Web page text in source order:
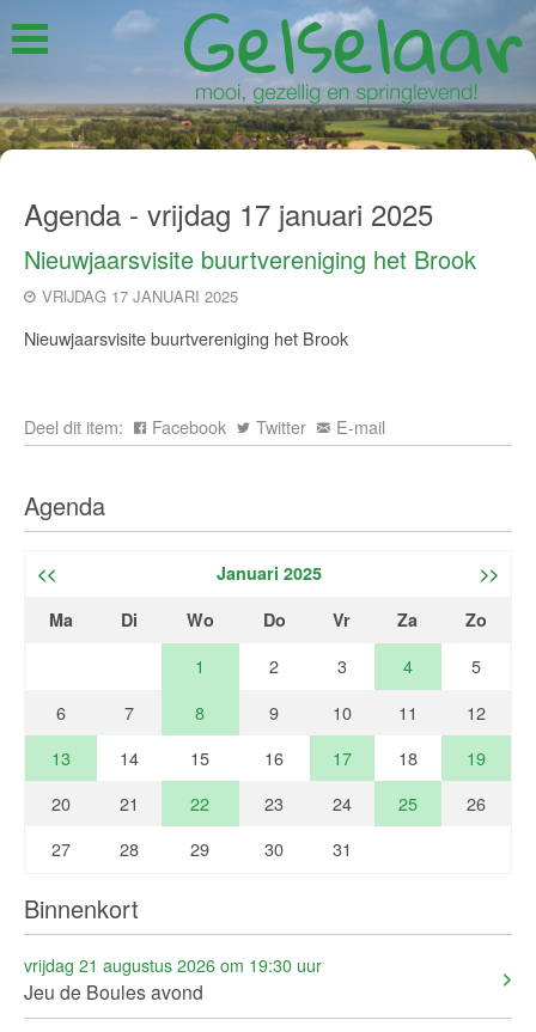
Agenda - vrijdag 17 januari 2025
Nieuwjaarsvisite buurtvereniging het Brook
VRIJDAG 17 JANUARI 2025
Nieuwjaarsvisite buurtvereniging het Brook
Deel dit item: Facebook Twitter E-mail
Agenda
<< Januari 2025
>>
Ma
Di Wo Do Vr Za Zo
1 2 3 4
5
6
7 8 9 10 11
12
13
14 15 16 17 18
19
20
21 22 23 24 25
26
27
28 29 30 31
Binnenkort
vrijdag 21 augustus 2026 om 19:30 uur
Jeu de Boules avond